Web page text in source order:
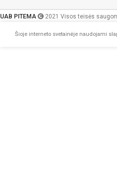
UAB PITEMA 2021 Visos teisės
Šioje interneto svetainėje naudojami